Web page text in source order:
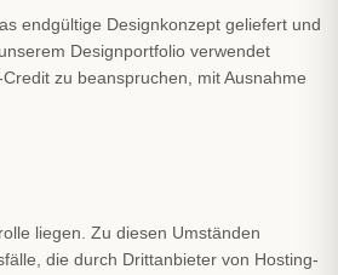
endgültige Designkonzept geliefert und
Designportfolio verwendet
zu beanspruchen, mit Ausnahme
liegen. Zu diesen Umständen
die durch Drittanbieter von Hosting-